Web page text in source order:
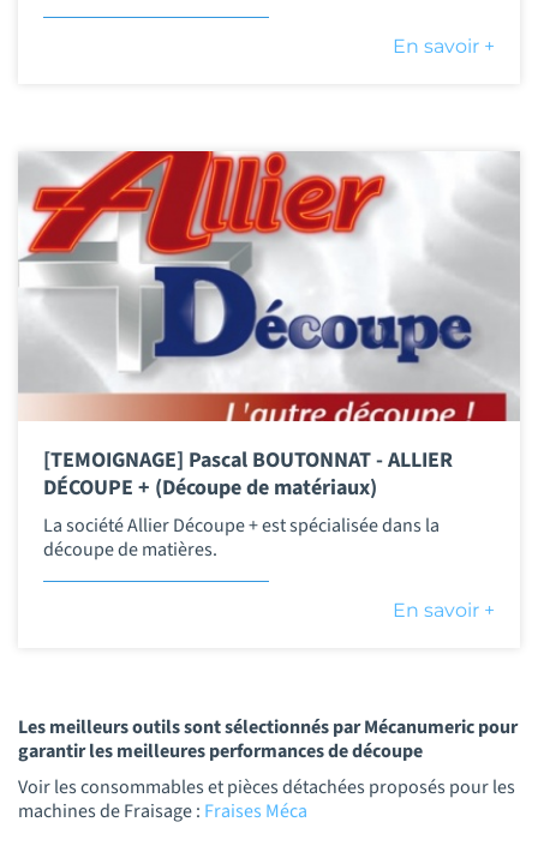
En savoir +
[TEMOIGNAGE] Pascal BOUTONNAT - ALLIER
DÉCOUPE + (Découpe de matériaux)
La société Allier Découpe + est spécialisée dans la
découpe de matières.
En savoir +
Les meilleurs outils sont sélectionnés par Mécanumeric pour
garantir les meilleures performances de découpe
Voir les consommables et pièces détachées proposés pour les
machines de Fraisage : Fraises Méca